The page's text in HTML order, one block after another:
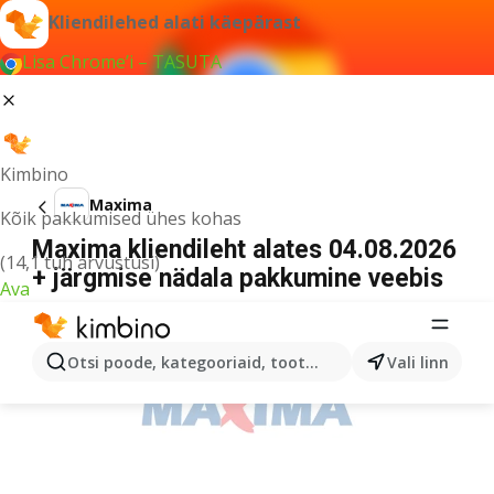
Kliendilehed alati käepärast
Lisa Chrome’i – TASUTA
Kimbino
Kõik pakkumised ühes kohas
(14,1 tuh arvustusi)
Ava
Otsi poode, kategooriaid, tooteid... Vali linn
Maxima
Maxima kliendileht alates 04.08.2026
+ järgmise nädala pakkumine veebis